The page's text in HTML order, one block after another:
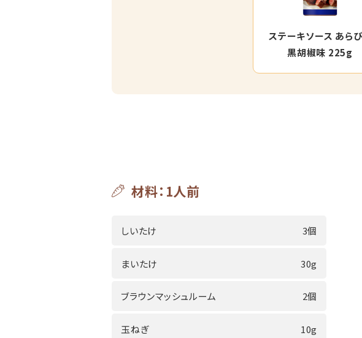
ステーキソース あら
黒胡椒味 225g
材料：1人前
しいたけ 3個
まいたけ 30g
ブラウンマッシュルーム 2個
玉ねぎ 10g